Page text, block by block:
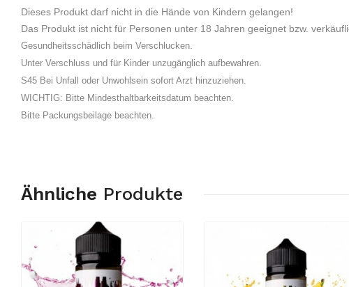
Dieses Produkt darf nicht in die Hände von Kindern gelangen!
Das Produkt ist nicht für Personen unter 18 Jahren geeignet bzw.
Gesundheitsschädlich beim Verschlucken.
Unter Verschluss und für Kinder unzugänglich aufbewahren.
S45 Bei Unfall oder Unwohlsein sofort Arzt hinzuziehen.
WICHTIG: Bitte Mindesthaltbarkeitsdatum beachten.
Bitte Packungsbeilage beachten.
Ähnliche Produkte